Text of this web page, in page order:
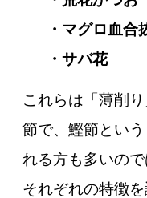
・マグロ血合
・サバ花
これらは「薄削
節で、鰹節とい
れる方も多いので
それぞれの特徴を